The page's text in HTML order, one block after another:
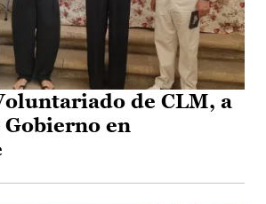
de CLM, a
Gobierno en